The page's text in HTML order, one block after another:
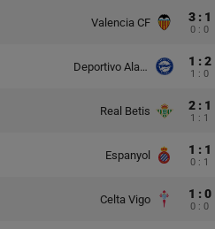
Valencia CF 3 : 1
0 : 0
Deportivo Alaves 1 : 2
1 : 0
Real Betis 2 : 1
1 : 1
Espanyol 1 : 1
0 : 1
Celta Vigo 1 : 0
0 : 0